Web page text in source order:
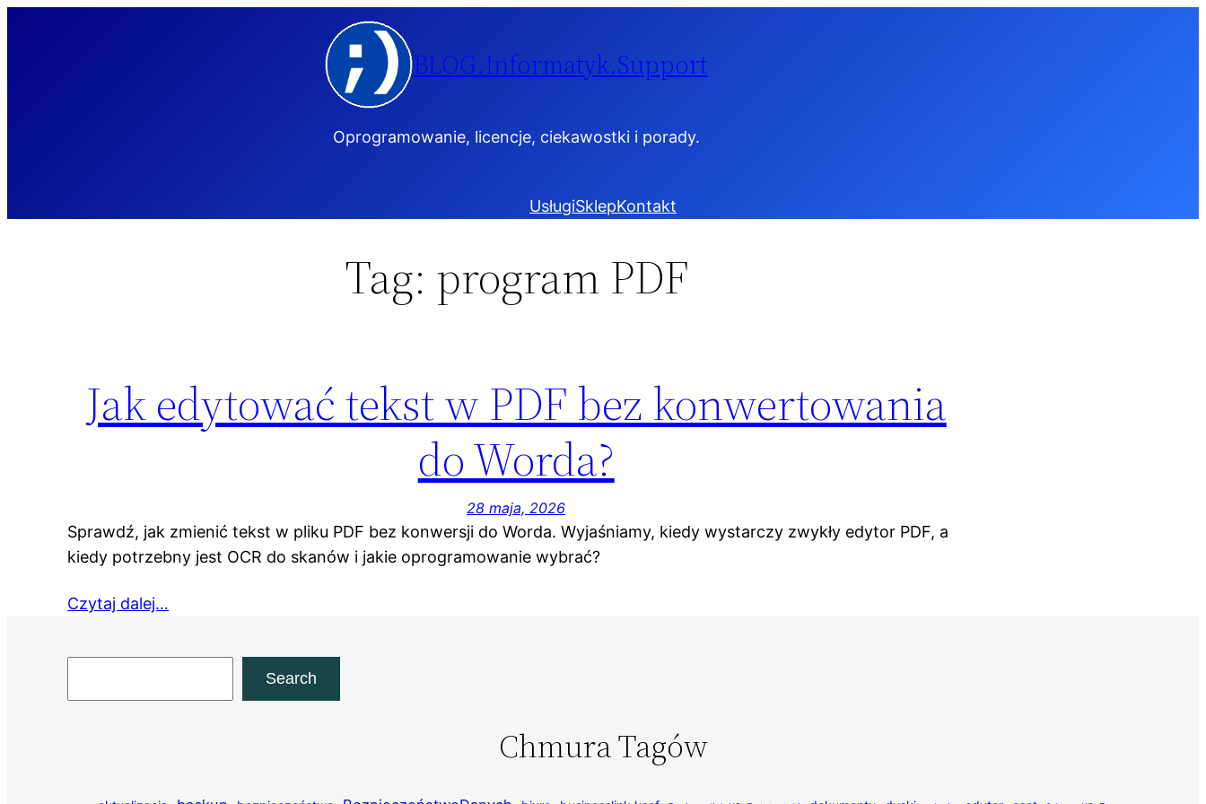
BLOG.Informatyk.Support
Oprogramowanie, licencje, ciekawostki i porady.
UsługiSklepKontakt
Tag: program PDF
Jak edytować tekst w PDF bez konwertowania
do Worda?
28 maja, 2026
Sprawdź, jak zmienić tekst w pliku PDF bez konwersji do Worda. Wyjaśniamy, kiedy wystarczy zwykły edytor PDF, a
kiedy potrzebny jest OCR do skanów i jakie oprogramowanie wybrać?
Czytaj dalej…
Search
Chmura Tagów